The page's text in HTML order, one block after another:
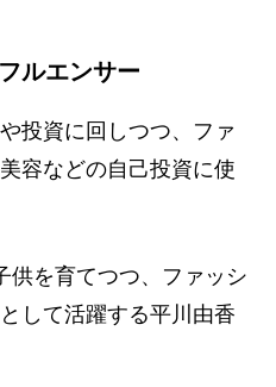
ルエンサー
投資に回しつつ、ファ
容などの自己投資に使
を育てつつ、ファッシ
して活躍する平川由香